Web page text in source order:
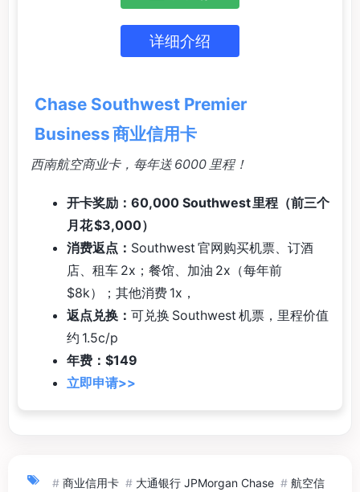
详细介绍
Chase Southwest Premier
Business 商业信用卡
西南航空商业卡，每年送 6000 里程！
开卡奖励：60,000 Southwest 里程（前三个
月花 $3,000）
消费返点： Southwest 官网购买机票、订酒
店、租车 2x；餐馆、加油 2x（每年前
$8k）；其他消费 1x，
返点兑换： 可兑换 Southwest 机票，里程价值
约 1.5c/p
年费：$149
立即申请>>
# 商业信用卡 # 大通银行 JPMorgan Chase # 航空信